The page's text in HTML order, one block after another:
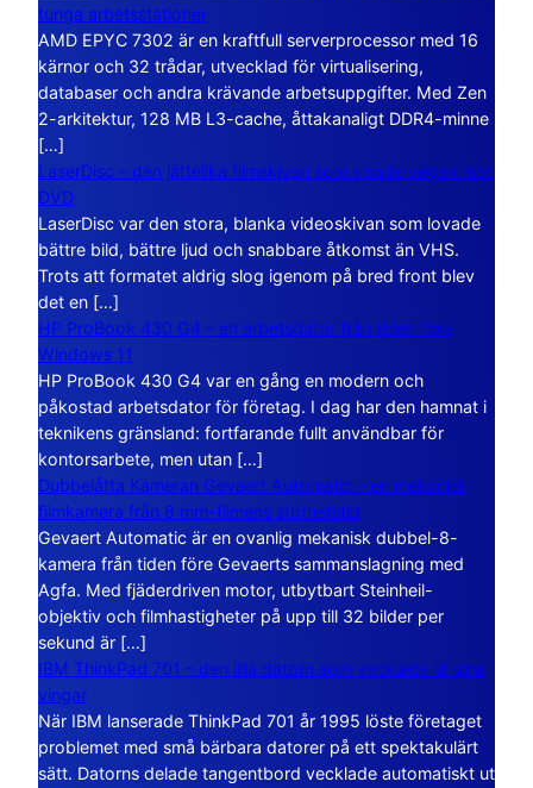
tunga arbetsstationer
AMD EPYC 7302 är en kraftfull serverprocessor med 16
kärnor och 32 trådar, utvecklad för virtualisering,
databaser och andra krävande arbetsuppgifter. Med Zen
2-arkitektur, 128 MB L3-cache, åttakanaligt DDR4-minne
[…]
LaserDisc – den jättelika filmskivan som visade vägen mot
DVD
LaserDisc var den stora, blanka videoskivan som lovade
bättre bild, bättre ljud och snabbare åtkomst än VHS.
Trots att formatet aldrig slog igenom på bred front blev
det en […]
HP ProBook 430 G4 – en arbetsdator från tiden före
Windows 11
HP ProBook 430 G4 var en gång en modern och
påkostad arbetsdator för företag. I dag har den hamnat i
teknikens gränsland: fortfarande fullt användbar för
kontorsarbete, men utan […]
Dubbelåtta Kameran Gevaert Automatic – en mekanisk
filmkamera från 8 mm-filmens storhetstid
Gevaert Automatic är en ovanlig mekanisk dubbel-8-
kamera från tiden före Gevaerts sammanslagning med
Agfa. Med fjäderdriven motor, utbytbart Steinheil-
objektiv och filmhastigheter på upp till 32 bilder per
sekund är […]
IBM ThinkPad 701 – den lilla datorn som vecklade ut sina
vingar
När IBM lanserade ThinkPad 701 år 1995 löste företaget
problemet med små bärbara datorer på ett spektakulärt
sätt. Datorns delade tangentbord vecklade automatiskt ut